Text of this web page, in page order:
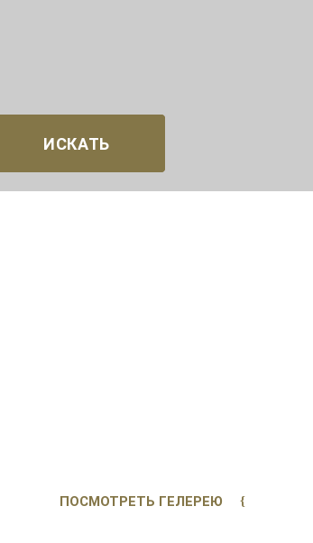
ИСКАТЬ
ПОСМОТРЕТЬ ГЕЛЕРЕЮ